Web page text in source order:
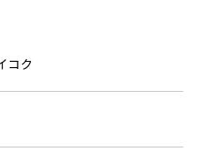
コク